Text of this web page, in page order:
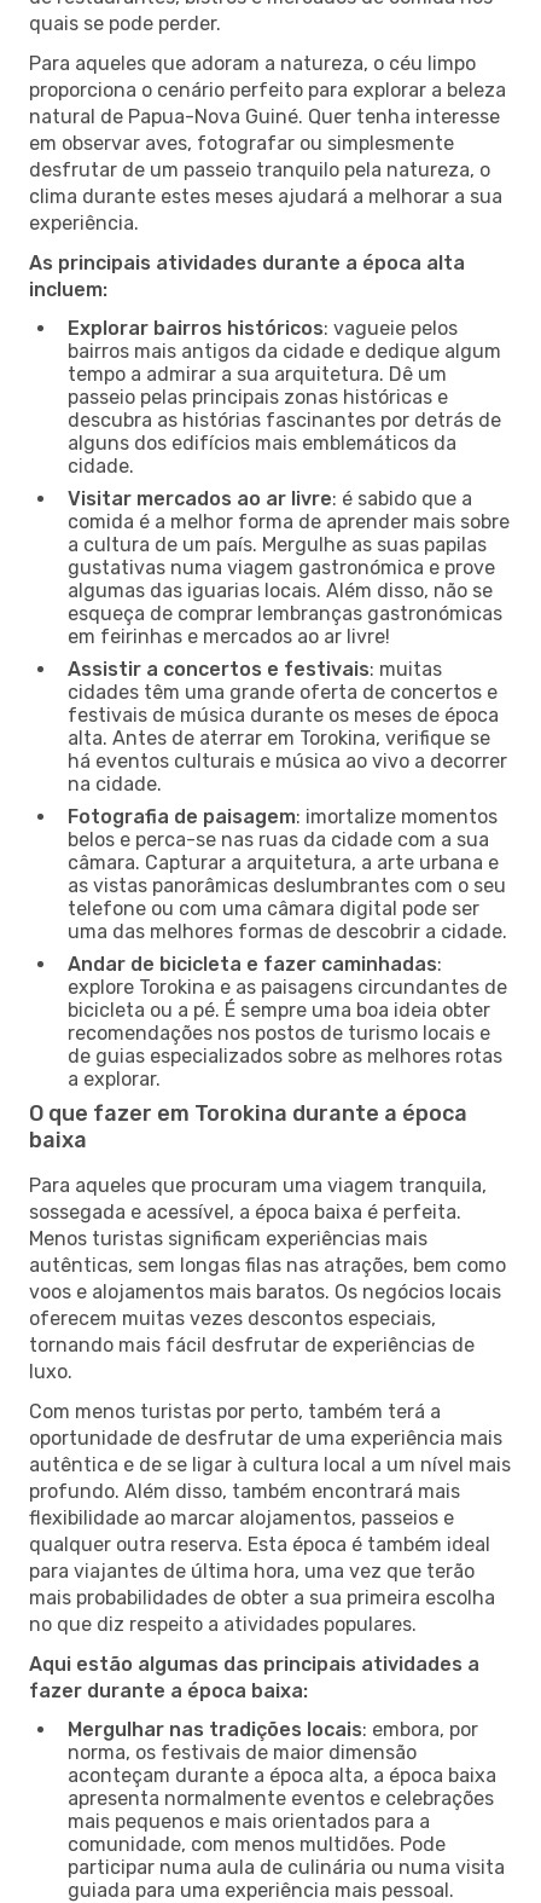
quais se pode perder.
Para aqueles que adoram a natureza, o céu limpo
proporciona o cenário perfeito para explorar a beleza
natural de Papua-Nova Guiné. Quer tenha interesse
em observar aves, fotografar ou simplesmente
desfrutar de um passeio tranquilo pela natureza, o
clima durante estes meses ajudará a melhorar a sua
experiência.
As principais atividades durante a época alta
incluem:
Explorar bairros históricos: vagueie pelos
bairros mais antigos da cidade e dedique algum
tempo a admirar a sua arquitetura. Dê um
passeio pelas principais zonas históricas e
descubra as histórias fascinantes por detrás de
alguns dos edifícios mais emblemáticos da
cidade.
Visitar mercados ao ar livre: é sabido que a
comida é a melhor forma de aprender mais sobre
a cultura de um país. Mergulhe as suas papilas
gustativas numa viagem gastronómica e prove
algumas das iguarias locais. Além disso, não se
esqueça de comprar lembranças gastronómicas
em feirinhas e mercados ao ar livre!
Assistir a concertos e festivais: muitas
cidades têm uma grande oferta de concertos e
festivais de música durante os meses de época
alta. Antes de aterrar em Torokina, verifique se
há eventos culturais e música ao vivo a decorrer
na cidade.
Fotografia de paisagem: imortalize momentos
belos e perca-se nas ruas da cidade com a sua
câmara. Capturar a arquitetura, a arte urbana e
as vistas panorâmicas deslumbrantes com o seu
telefone ou com uma câmara digital pode ser
uma das melhores formas de descobrir a cidade.
Andar de bicicleta e fazer caminhadas:
explore Torokina e as paisagens circundantes de
bicicleta ou a pé. É sempre uma boa ideia obter
recomendações nos postos de turismo locais e
de guias especializados sobre as melhores rotas
a explorar.
O que fazer em Torokina durante a época
baixa
Para aqueles que procuram uma viagem tranquila,
sossegada e acessível, a época baixa é perfeita.
Menos turistas significam experiências mais
autênticas, sem longas filas nas atrações, bem como
voos e alojamentos mais baratos. Os negócios locais
oferecem muitas vezes descontos especiais,
tornando mais fácil desfrutar de experiências de
luxo.
Com menos turistas por perto, também terá a
oportunidade de desfrutar de uma experiência mais
autêntica e de se ligar à cultura local a um nível mais
profundo. Além disso, também encontrará mais
flexibilidade ao marcar alojamentos, passeios e
qualquer outra reserva. Esta época é também ideal
para viajantes de última hora, uma vez que terão
mais probabilidades de obter a sua primeira escolha
no que diz respeito a atividades populares.
Aqui estão algumas das principais atividades a
fazer durante a época baixa:
Mergulhar nas tradições locais: embora, por
norma, os festivais de maior dimensão
aconteçam durante a época alta, a época baixa
apresenta normalmente eventos e celebrações
mais pequenos e mais orientados para a
comunidade, com menos multidões. Pode
participar numa aula de culinária ou numa visita
guiada para uma experiência mais pessoal.